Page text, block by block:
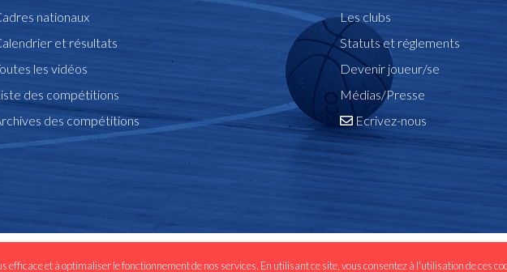
nationaux
et résultats
les vidéos
des compétitions
des compétitions
Les clubs
Statuts et réglements
Devenir joueur/se
Médias/Presse
Ecrivez-nous
© Copyright flbb.lu - 2020 développé par Inside Web|Mentions légales|Politique des
efficace et à optimaliser le fonctionnement de nos services. En utilisant ce site, vous consentez à l'utilisation de ces